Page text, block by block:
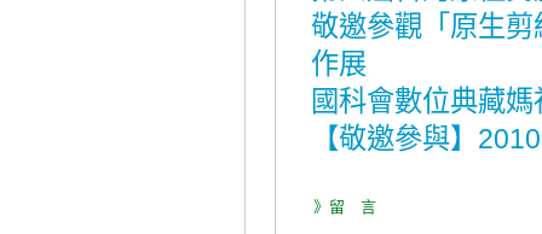
敬邀參觀「原生
作展
國科會數位典藏
【敬邀參與】
》留 言